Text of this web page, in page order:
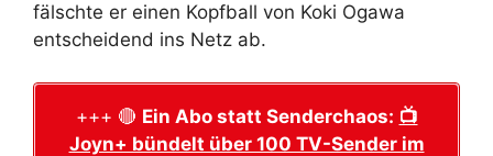
fälschte er einen Kopfball von Koki Ogawa
entscheidend ins Netz ab.
+++ 🔴 Ein Abo statt Senderchaos: 📺
Joyn+ bündelt über 100 TV-Sender im